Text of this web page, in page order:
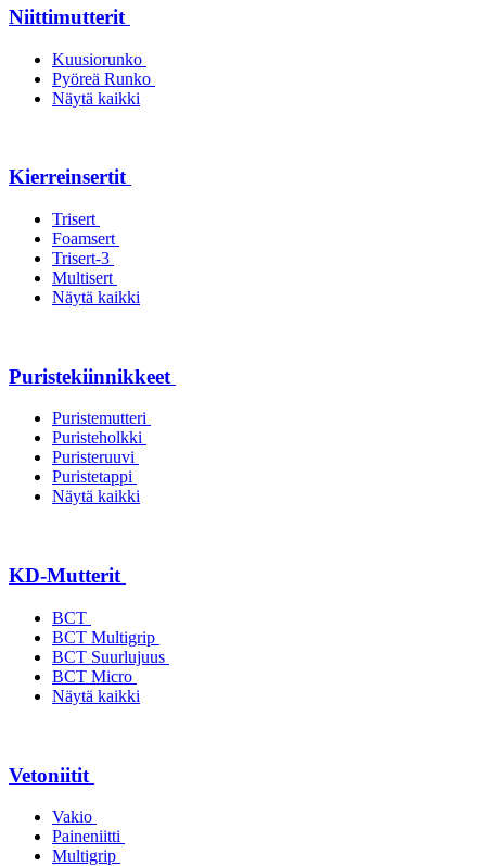
Niittimutterit
Kuusiorunko
Pyöreä Runko
Näytä kaikki
Kierreinsertit
Trisert
Foamsert
Trisert-3
Multisert
Näytä kaikki
Puristekiinnikkeet
Puristemutteri
Puristeholkki
Puristeruuvi
Puristetappi
Näytä kaikki
KD-Mutterit
BCT
BCT Multigrip
BCT Suurlujuus
BCT Micro
Näytä kaikki
Vetoniitit
Vakio
Paineniitti
Multigrip